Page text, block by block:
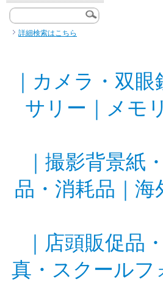
詳細検索はこちら
カメラ・双眼
サリー
メモ
撮影背景紙
品・消耗品
海
店頭販促品
真・スクールフ